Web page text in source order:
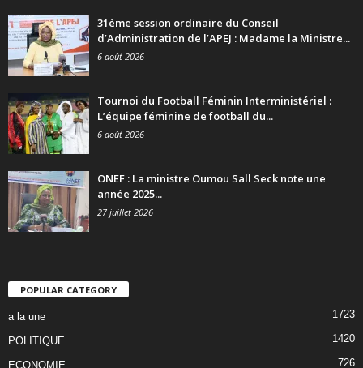
31ème session ordinaire du Conseil
d’Administration de l’APEJ : Madame la Ministre...
6 août 2026
Tournoi du Football Féminin Interministériel :
L’équipe féminine de football du...
6 août 2026
ONEF : La ministre Oumou Sall Seck note une
année 2025...
27 juillet 2026
POPULAR CATEGORY
a la une 1723
POLITIQUE 1420
ECONOMIE 726